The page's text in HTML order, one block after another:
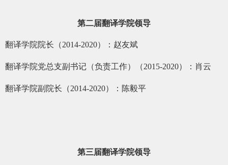
第二届翻译学院领导
翻译学院院长（2014-2020）：赵友斌
翻译学院党总支副书记（负责工作）（2015-2020）：肖云
翻译学院副院长（2014-2020）：陈毅平
第三届翻译学院领导